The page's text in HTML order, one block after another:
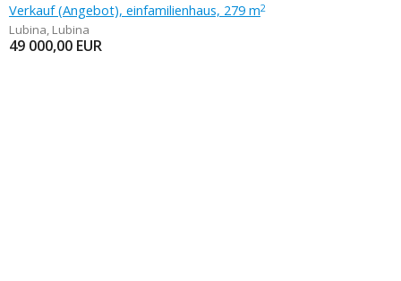
Verkauf (Angebot), einfamilienhaus, 279 m2
Lubina, Lubina
49 000,00 EUR